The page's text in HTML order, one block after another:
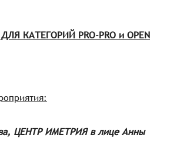
КАТЕГОРИЙ PRO-PRO и OPEN
ЦЕНТР ИМЕТРИЯ в лице Анны